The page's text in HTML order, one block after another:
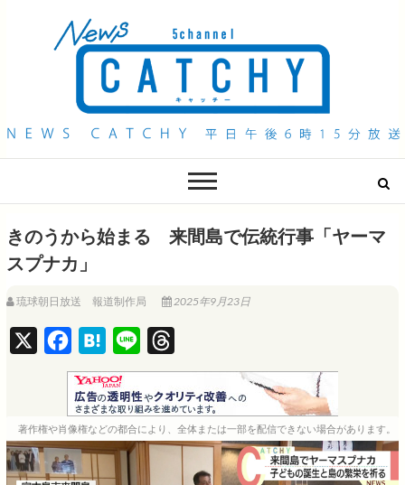
QAB NEWS Headline
きのうから始まる 来間島で伝統行事「ヤーマ
スプナカ」
琉球朝日放送 報道制作局 2025年9月23日
a
c
e
b
o
H
a
t
e
n
a
i
n
e
h
r
e
a
著作権や肖像権などの都合により、全体または一部を配信できない場合があります。